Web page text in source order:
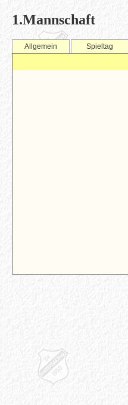
1.Mannschaft
Allgemein Spieltag